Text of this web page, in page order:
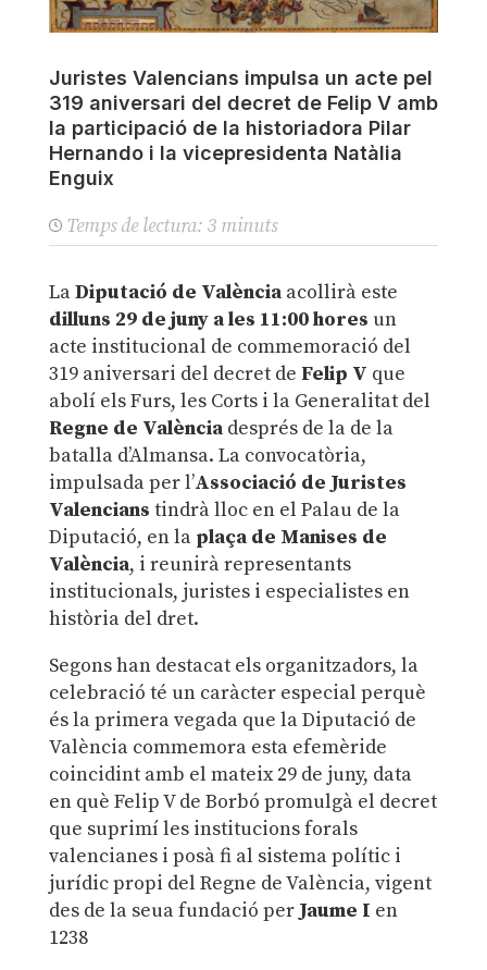
Juristes Valencians impulsa un acte pel
319 aniversari del decret de Felip V amb
la participació de la historiadora Pilar
Hernando i la vicepresidenta Natàlia
Enguix
Temps de lectura: 3 minuts
LaDiputació de Valènciaacollirà este
dilluns 29 de juny a les 11:00 hores un
acte institucional de commemoració del
319 aniversari del decret de Felip V que
abolí els Furs, les Corts i la Generalitat del
Regne de Valènciadesprés de la de la
batalla d’Almansa. La convocatòria,
impulsada per l’Associació de Juristes
Valencians tindrà lloc en el Palau de la
Diputació, en la plaça de Manises de
València, i reunirà representants
institucionals, juristes i especialistes en
història del dret.
Segons han destacat els organitzadors, la
celebració té un caràcter especial perquè
és la primera vegada que la Diputació de
València commemora esta efemèride
coincidint amb el mateix 29 de juny, data
en què Felip V de Borbó promulgà el decret
que suprimí les institucions forals
valencianes i posà fi al sistema polític i
jurídic propi del Regne de València, vigent
des de la seua fundació per Jaume I en
1238